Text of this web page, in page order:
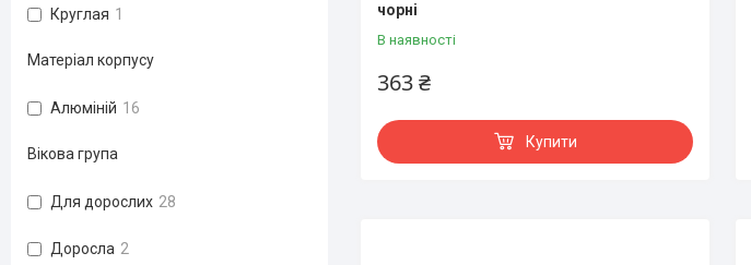
чорні
В наявності
363 ₴
Купити
Круглая 1
Матеріал корпусу
Алюміній 16
Вікова група
Для дорослих 28
Доросла 2